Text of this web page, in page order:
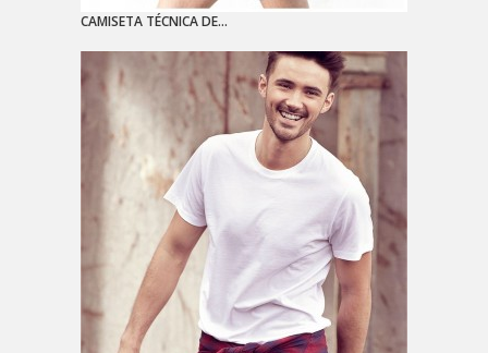
CAMISETA TÉCNICA DE...